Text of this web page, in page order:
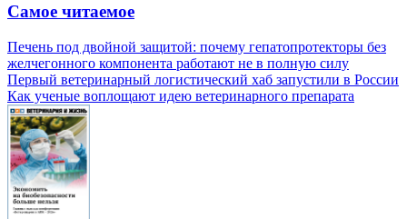
Самое читаемое
Печень под двойной защитой: почему гепатопротекторы без
желчегонного компонента работают не в полную силу
Первый ветеринарный логистический хаб запустили в России
Как ученые воплощают идею ветеринарного препарата